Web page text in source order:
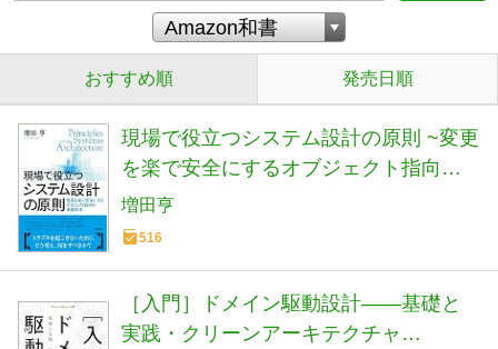
おすすめ順 発売日順
現場で役立つシステム設計の原則 ~変更
を楽で安全にするオブジェクト指向の
実践技法
増田亨
516
［入門］ドメイン駆動設計――基礎と
実践・クリーンアーキテクチャ